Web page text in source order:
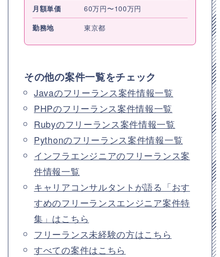
月額単価
60万円〜100万円
勤務地
東京都
その他の案件一覧をチェック
Javaのフリーランス案件情報一覧
PHPのフリーランス案件情報一覧
Rubyのフリーランス案件情報一覧
Pythonのフリーランス案件情報一覧
インフラエンジニアのフリーランス案
件情報一覧
キャリアコンサルタントが語る「おす
すめのフリーランスエンジニア案件特
集」はこちら
フリーランス未経験の方はこちら
すべての案件はこちら